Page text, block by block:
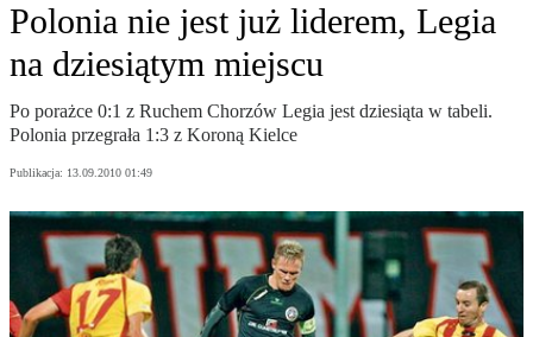
Polonia nie jest już liderem, Legia
na dziesiątym miejscu
Po porażce 0:1 z Ruchem Chorzów Legia jest dziesiąta w tabeli.
Polonia przegrała 1:3 z Koroną Kielce
Publikacja: 13.09.2010 01:49